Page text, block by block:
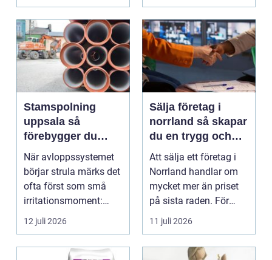
Stamspolning
uppsala så
förebygger du
stopp och
vattenskador i
fastigheten
När avloppssystemet
börjar strula märks det
ofta först som små
irritationsmoment:
långsam avrinning ...
12 juli 2026
Sälja företag i
norrland så skapar
du en trygg och
lönsam affär
Att sälja ett företag i
Norrland handlar om
mycket mer än priset
på sista raden. För
många entrepren...
11 juli 2026